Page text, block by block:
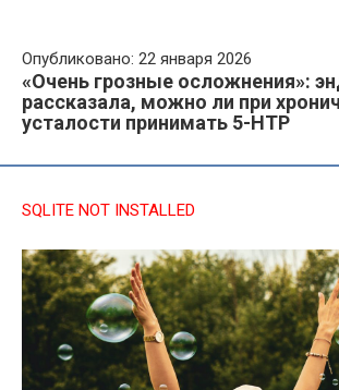
Опубликовано: 22 января 2026
«Очень грозные осложнения»:
рассказала, можно ли при
усталости принимать 5-НТР
SQLITE NOT INSTALLED